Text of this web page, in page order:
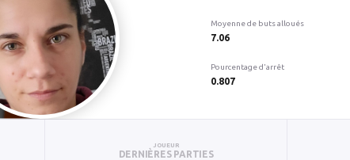
Moyenne de buts alloués
7.06
Pourcentage d'arrêt
0.807
JOUEUR
DERNIÈRES PARTIES